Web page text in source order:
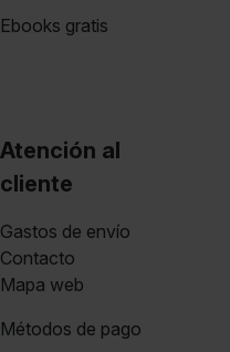
Ebooks gratis
Atención al
cliente
Gastos de envío
Contacto
Mapa web
Métodos de pago